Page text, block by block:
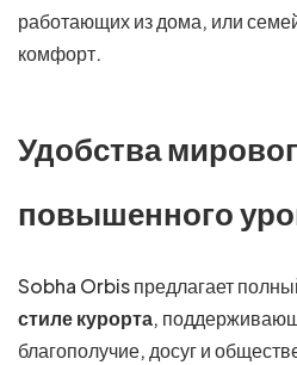
работающих из дома, или
комфорт.
Удобства
повышенного
Sobha Orbis предлагает
стиле курорта,
благополучие, досуг и